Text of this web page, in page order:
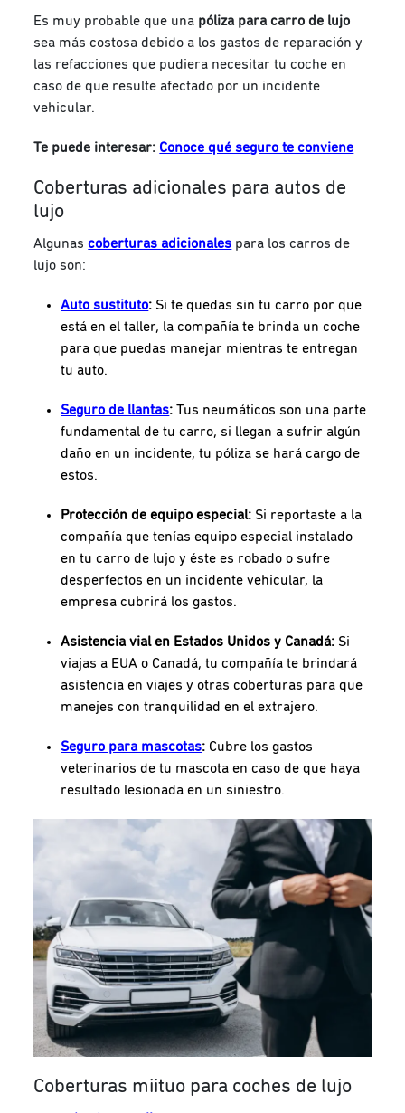
Es muy probable que una póliza para carro de lujo
sea más costosa debido a los gastos de reparación y
las refacciones que pudiera necesitar tu coche en
caso de que resulte afectado por un incidente
vehicular.
Te puede interesar: Conoce qué seguro te conviene
Coberturas adicionales para autos de
lujo
Algunascoberturas adicionales para los carros de
lujo son:
Auto sustituto: Si te quedas sin tu carro por que
está en el taller, la compañía te brinda un coche
para que puedas manejar mientras te entregan
tu auto.
Seguro de llantas: Tus neumáticos son una parte
fundamental de tu carro, si llegan a sufrir algún
daño en un incidente, tu póliza se hará cargo de
estos.
Protección de equipo especial: Si reportaste a la
compañía que tenías equipo especial instalado
en tu carro de lujo y éste es robado o sufre
desperfectos en un incidente vehicular, la
empresa cubrirá los gastos.
Asistencia vial en Estados Unidos y Canadá: Si
viajas a EUA o Canadá, tu compañía te brindará
asistencia en viajes y otras coberturas para que
manejes con tranquilidad en el extrajero.
Seguro para mascotas: Cubre los gastos
veterinarios de tu mascota en caso de que haya
resultado lesionada en un siniestro.
Coberturas miituo para coches de lujo